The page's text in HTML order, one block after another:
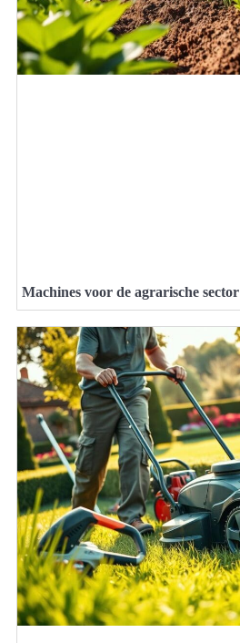
Machines voor de agrarische sector